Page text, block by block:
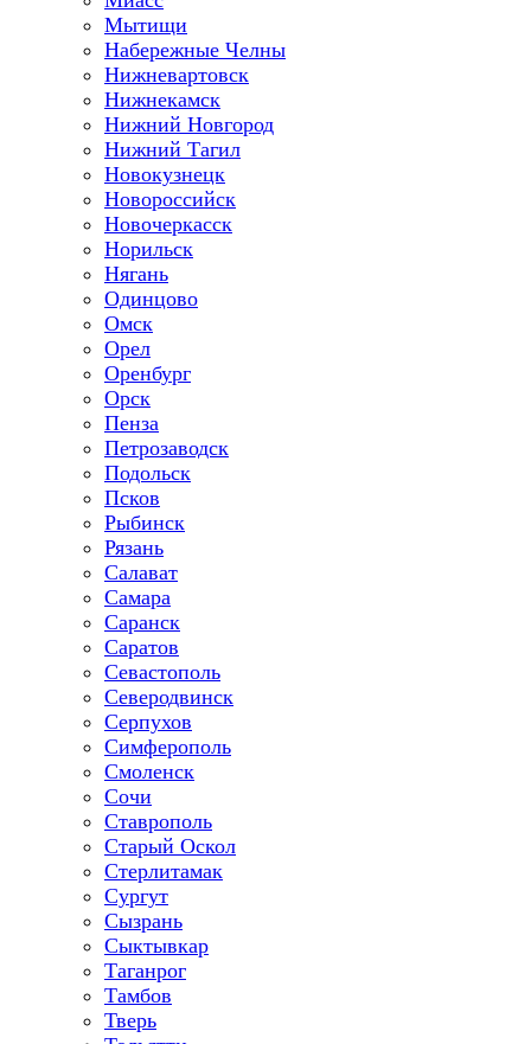
Мытищи
Набережные Челны
Нижневартовск
Нижнекамск
Нижний Новгород
Нижний Тагил
Новокузнецк
Новороссийск
Новочеркасск
Норильск
Нягань
Одинцово
Омск
Орел
Оренбург
Орск
Пенза
Петрозаводск
Подольск
Псков
Рыбинск
Рязань
Салават
Самара
Саранск
Саратов
Севастополь
Северодвинск
Серпухов
Симферополь
Смоленск
Сочи
Ставрополь
Старый Оскол
Стерлитамак
Сургут
Сызрань
Сыктывкар
Таганрог
Тамбов
Тверь